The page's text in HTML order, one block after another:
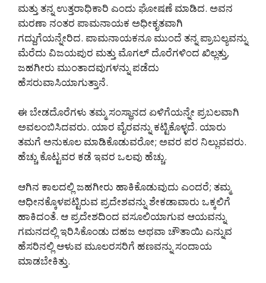
ಮತ್ತು ತನ್ನ ಉತ್ತರಾಧಿಕಾರಿ ಎಂದು ಘೋಷಣೆ ಮಾಡಿದ. ಅವನ
ಮರಣಾ ನಂತರ ಪಾಮನಾಯಕ ಅಧೀಕೃತವಾಗಿ
ಗದ್ದುಗೆಯನ್ನೇರಿದ. ಪಾಮನಾಯಕನೂ ಮುಂದೆ ತನ್ನ ಪ್ರಾಬಲ್ಯವನ್ನು
ಮೆರೆದು ವಿಜಯಪುರ ಮತ್ತು ಮೊಗಲ್ ದೊರೆಗಳಿಂದ ಖಿಲ್ಲತ್ತು,
ಜಹಗೀರು ಮುಂತಾದವುಗಳನ್ನು ಪಡೆದು
ಹೆಸರುವಾಸಿಯಾಗುತ್ತಾನೆ.
ಈ ಬೇಡದೊರೆಗಳು ತಮ್ಮ ಸಂಸ್ಥಾನದ ಏಳಿಗೆಯನ್ನೇ ಪ್ರಬಲವಾಗಿ
ಅವಲಂಬಿಸಿದವರು. ಯಾರ ವೈರವನ್ನು ಕಟ್ಟಿಕೊಳ್ಳದೆ. ಯಾರು
ತಮಗೆ ಅನುಕೂಲ ಮಾಡಿಕೊಡುವರೋ; ಅವರ ಪರ ನಿಲ್ಲುವವರು.
ಹೆಚ್ಚು ಕೊಟ್ಟವರ ಕಡೆ ಇವರ ಒಲವು ಹೆಚ್ಚು.
ಆಗಿನ ಕಾಲದಲ್ಲಿ ಜಹಗೀರು ಹಾಕಿಕೊಡುವುದು ಎಂದರೆ; ತಮ್ಮ
ಆಧೀನಕ್ಕೊಳಪಟ್ಟಿರುವ ಪ್ರದೇಶವನ್ನು ಶೇಕಡಾವಾರು ಒಕ್ಕಲಿಗೆ
ಹಾಕಿದಂತೆ. ಆ ಪ್ರದೇಶದಿಂದ ವಸೂಲಿಯಾಗುವ ಆಯವನ್ನು
ಗಮನದಲ್ಲಿ ಇರಿಸಿಕೊಂಡು ದಹಜ ಅಥವಾ ಚೌತಾಯಿ ಎನ್ನುವ
ಹೆಸರಿನಲ್ಲಿ ಆಳುವ ಮೂಲರಸರಿಗೆ ಹಣವನ್ನು ಸಂದಾಯ
ಮಾಡಬೇಕಿತ್ತು.